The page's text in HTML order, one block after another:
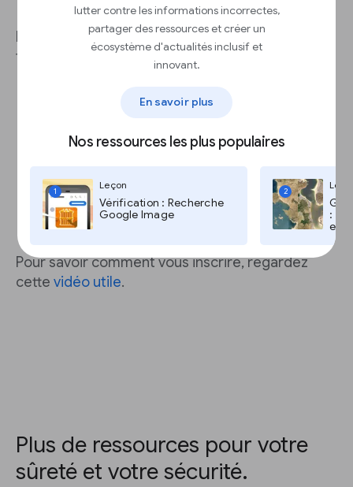
lutter contre les informations incorrectes,
partager des ressources et créer un
écosystème d'actualités inclusif et
innovant.
En savoir plus
Nos ressources les plus populaires
1
Leçon
Vérification : Recherche
Google Image
2
:
et
L’Advanced Protection Program de Google
fournit :
hameçonnage
applications malveillantes et
dangereuses.
frauduleuses de récupération de compte
Une analyse profonde des documents
entrants
Pour savoir comment vous inscrire, regardez
cette vidéo utile.
Plus de ressources pour votre
sûreté et votre sécurité.